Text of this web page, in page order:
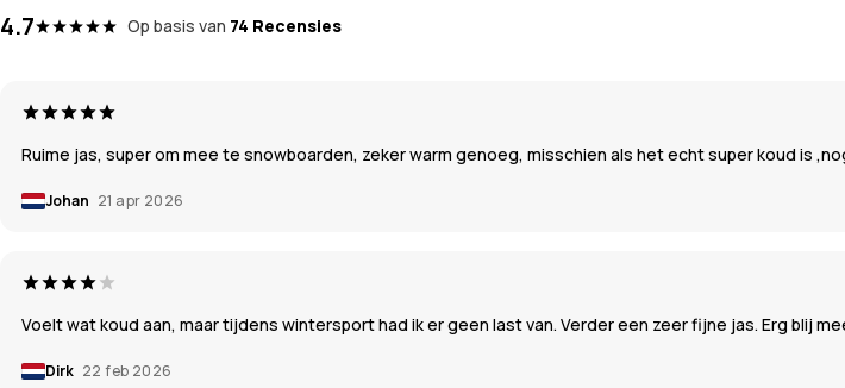
4.7 Op basis van 74 Recensies
Ruime jas, super om mee te snowboarden, zeker warm genoeg, misschien als het echt super koud is
Johan 21 apr 2026
Voelt wat koud aan, maar tijdens wintersport had ik er geen last van. Verder een zeer fijne jas. Erg blij
Dirk 22 feb 2026